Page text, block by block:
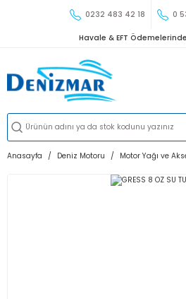
0232 483 42 18 0
Havale & EFT Ödemelerinde
Anasayfa Deniz Motoru Motor Yağı ve